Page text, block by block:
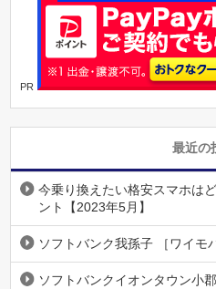
PR
最近の
今乗り換えたい格安スマホは
ント【2023年5月】
ソフトバンク我孫子 ［ワイモ
ソフトバンクイオンタウン小